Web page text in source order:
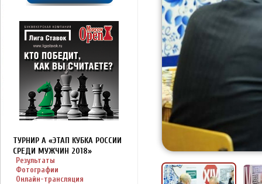
ТУРНИР A «ЭТАП КУБКА РОССИИ
СРЕДИ МУЖЧИН 2018»
Результаты
Фотографии
Онлайн-трансляция